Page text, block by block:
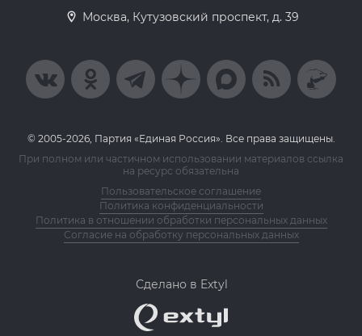
Москва, Кутузовский проспект, д. 39
© 2005-2026, Партия «Единая Россия». Все права защищены.
При полном или частичном использовании материалов ссылка
на ресурс обязательна
Пользовательское соглашение
Политика конфиденциальности
Политика в отношении обработки персональных данных
Согласие на обработку персональных данных
Сделано в Extyl